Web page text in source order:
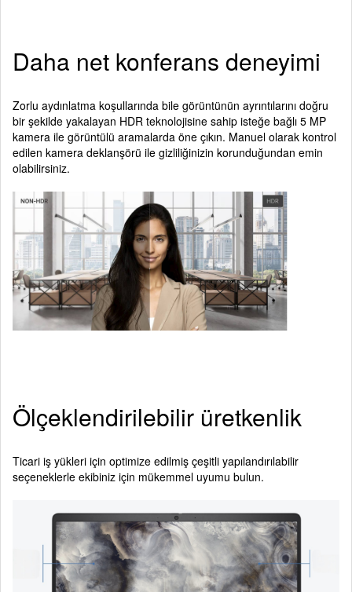
Daha net konferans deneyimi
Zorlu aydınlatma koşullarında bile görüntünün ayrıntılarını doğru
bir şekilde yakalayan HDR teknolojisine sahip isteğe bağlı 5 MP
kamera ile görüntülü aramalarda öne çıkın. Manuel olarak kontrol
edilen kamera deklanşörü ile gizliliğinizin korunduğundan emin
olabilirsiniz.
Ölçeklendirilebilir üretkenlik
Ticari iş yükleri için optimize edilmiş çeşitli yapılandırılabilir
seçeneklerle ekibiniz için mükemmel uyumu bulun.